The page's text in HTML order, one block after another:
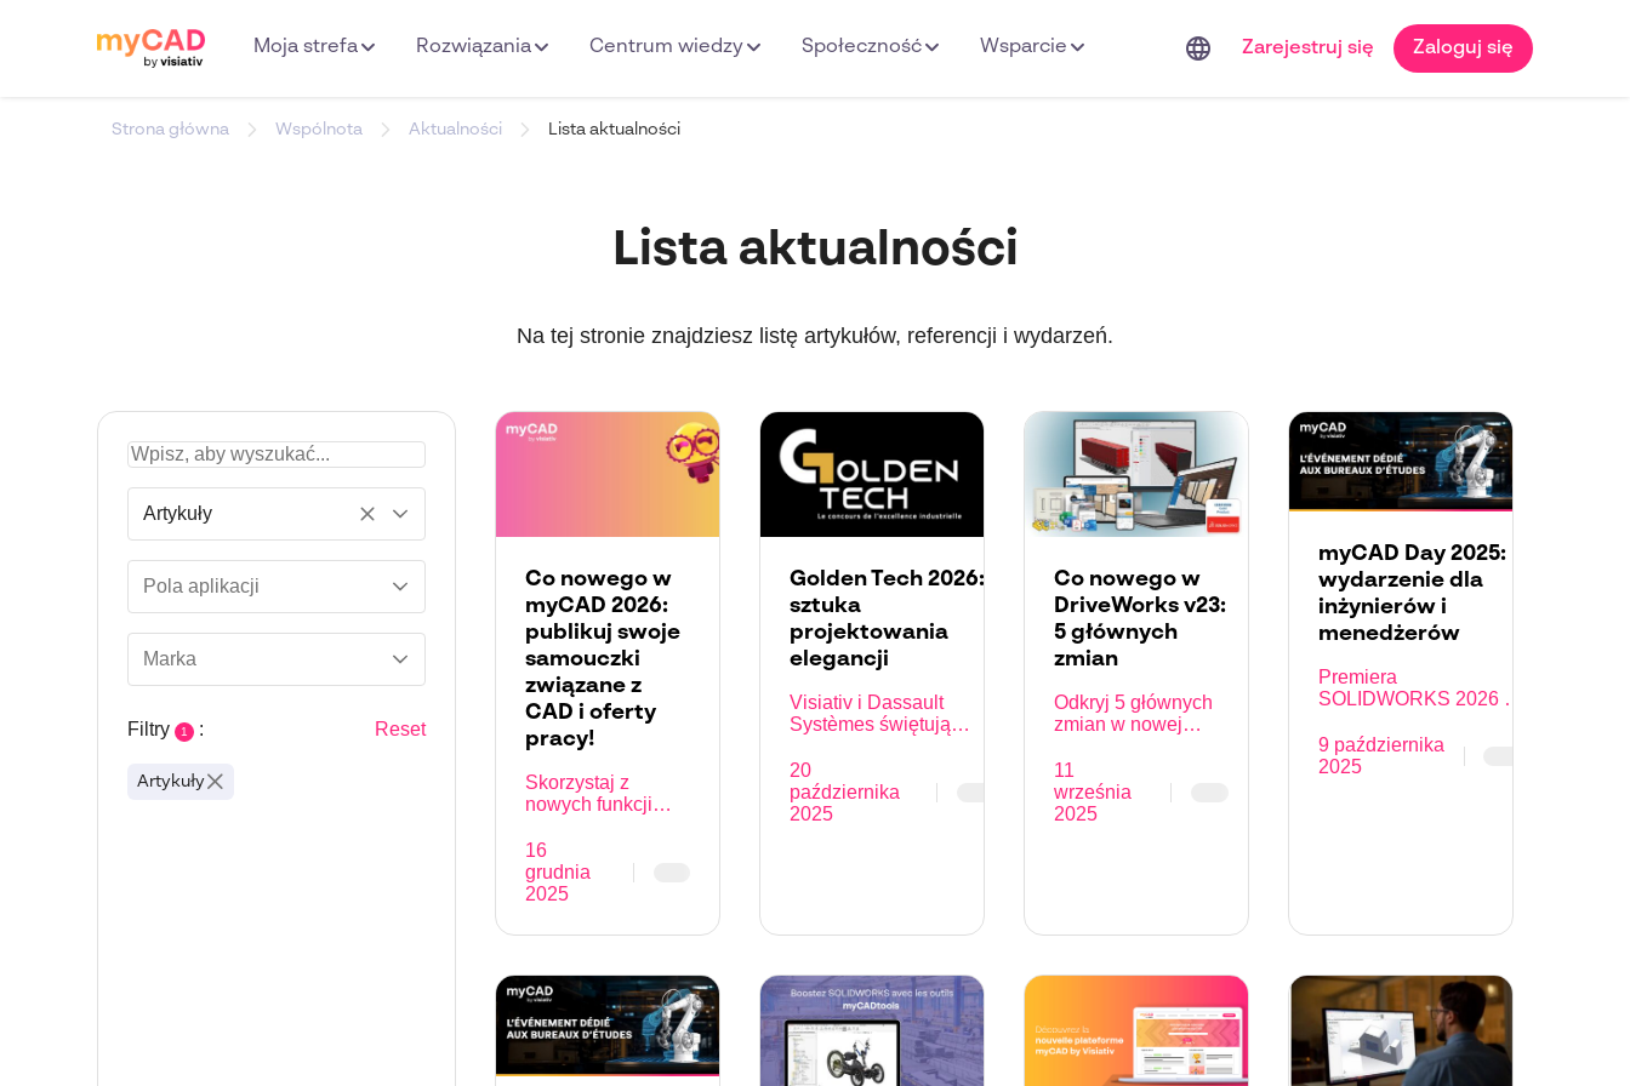
Moja strefa Rozwiązania Centrum wiedzy Społeczność Wsparcie language Zarejestruj się Zaloguj się
Strona główna Wspólnota Aktualności Lista aktualności
Lista aktualności
Na tej stronie znajdziesz listę artykułów, referencji i wydarzeń.
Artykuły
Pola aplikacji
Marka
Filtry 1 : Reset
Artykuły
Co nowego w
myCAD 2026:
publikuj swoje
samouczki
związane z
CAD i oferty
pracy!
Skorzystaj z
nowych funkcji
publikować swoje
samouczki
związane z CAD i
16
grudnia
2025
Golden Tech 2026:
sztuka
projektowania
elegancji
Visiativ i Dassault
Systèmes świętują
specjalistyczną
podczas Golden Tech
2026, koncentrując się
20
października
2025
Co nowego w
DriveWorks v23:
5 głównych
zmian
Odkryj 5 głównych
zmian w nowej
v23
11
września
2025
myCAD Day 2025:
wydarzenie dla
inżynierów i
menedżerów
Premiera
SOLIDWORKS 2026 z
inżynierii
9 października
2025